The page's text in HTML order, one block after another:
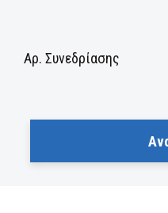
Αρ. Συνεδρίασης